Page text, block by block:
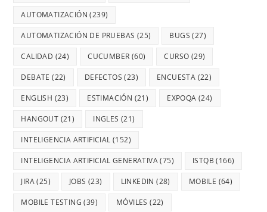
AUTOMATIZACIÓN (239)
AUTOMATIZACIÓN DE PRUEBAS (25) BUGS (27)
CALIDAD (24) CUCUMBER (60) CURSO (29)
DEBATE (22) DEFECTOS (23) ENCUESTA (22)
ENGLISH (23) ESTIMACIÓN (21) EXPOQA (24)
HANGOUT (21) INGLES (21)
INTELIGENCIA ARTIFICIAL (152)
INTELIGENCIA ARTIFICIAL GENERATIVA(75) ISTQB (166)
JIRA(25) JOBS (23) LINKEDIN (28) MOBILE (64)
MOBILE TESTING (39) MÓVILES (22)